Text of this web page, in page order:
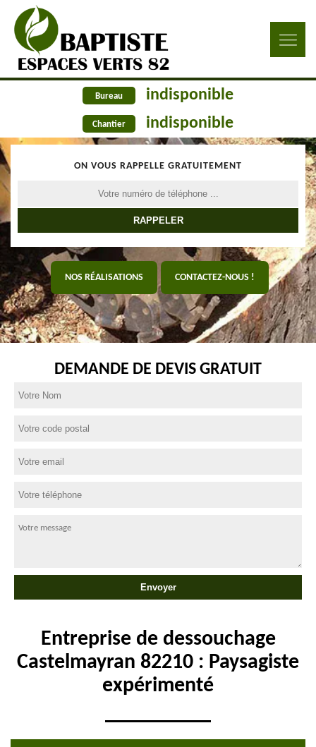
Bureau indisponible
Chantier indisponible
ON VOUS RAPPELLE GRATUITEMENT
NOS RÉALISATIONS CONTACTEZ-NOUS !
DEMANDE DE DEVIS GRATUIT
Entreprise de dessouchage
Castelmayran 82210 : Paysagiste
expérimenté